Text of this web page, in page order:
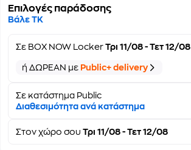
Επιλογές παράδοσης
Βάλε ΤΚ
Σε BOX NOW Locker Τρι 11/08 - Τετ 12/08
ή ΔΩΡΕΑΝ με Public+ delivery
Σε κατάστημα Public
Διαθεσιμότητα ανά κατάστημα
Στονχώρο σου Τρι 11/08 - Τετ 12/08